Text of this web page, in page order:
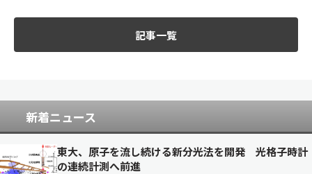
記事一覧
新着ニュース
東大、原子を流し続ける新分光法を開発 光格子時計
の連続計測へ前進